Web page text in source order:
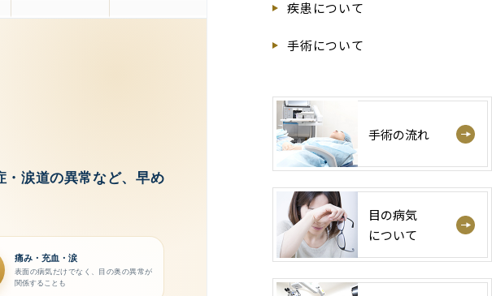
・涙道の異常など、早め
痛み・充血・涙
表面の病気だけでなく、目の奥の異常が
関係することも
疾患について
手術について
手術の流れ
目の病気
について